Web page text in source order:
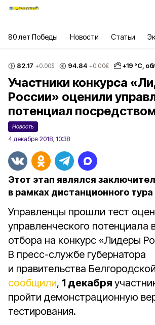
80 лет Победы Новости Статьи
82.17 +0.00$ 94.84 +0.00€ +19 °С,
Участники конкурса
России» оценили
потенциал
Новость
4 декабря 2018, 10:38
Этот этап являлся
в рамках дистанционного
Управленцы прошли тест
управленческого потенциала
отбора на конкурс «Лидеры
В пресс-службе губернатора
и правительства
сообщили, 1 декабря
пройти демонстрационную
тестирования.